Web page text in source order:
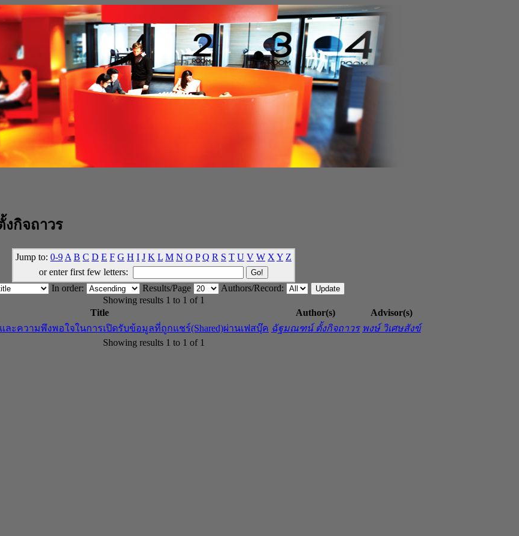
กิจถาวร
Jump to: 0-9 A B C D E F G H I J K L M N O P Q R S T U V W X Y Z
or enter first few letters:
In order: Results/Page
Authors/Record:
Showing results 1 to 1 of 1
Title Author(s)
Advisor(s)
ละความพึงพอใจในการเปิดรับข้อมูลที่ถูกแชร์(Shared)ผ่านเฟสบุ๊ค ฉัฐมณฑน์ ตั้งกิจถาวร พงษ์ วิเศษสังข์
Showing results 1 to 1 of 1